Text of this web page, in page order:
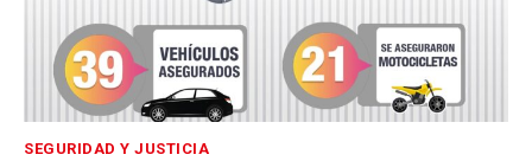
SEGURIDAD Y JUSTICIA